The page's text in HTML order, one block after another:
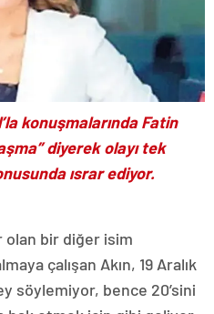
konuşmalarında Fatin
diyerek olayı tek
ısrar ediyor.
olan bir diğer isim
çalışan Akın, 19 Aralık
söylemiyor, bence 20’sini